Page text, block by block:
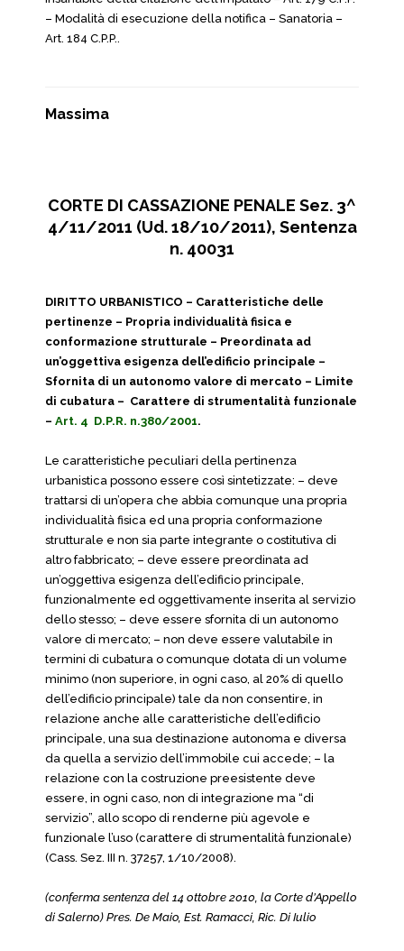
– Modalità di esecuzione della notifica – Sanatoria –
Art. 184 C.P.P..
Massima
CORTE DI CASSAZIONE PENALE Sez. 3^
4/11/2011 (Ud. 18/10/2011), Sentenza
n. 40031
DIRITTO URBANISTICO – Caratteristiche delle
pertinenze – Propria individualità fisica e
conformazione strutturale – Preordinata ad
un’oggettiva esigenza dell’edificio principale –
Sfornita di un autonomo valore di mercato – Limite
di cubatura – Carattere di strumentalità funzionale
– Art. 4 D.P.R. n.380/2001.
Le caratteristiche peculiari della pertinenza
urbanistica possono essere così sintetizzate: – deve
trattarsi di un’opera che abbia comunque una propria
individualità fisica ed una propria conformazione
strutturale e non sia parte integrante o costitutiva di
altro fabbricato; – deve essere preordinata ad
un’oggettiva esigenza dell’edificio principale,
funzionalmente ed oggettivamente inserita al servizio
dello stesso; – deve essere sfornita di un autonomo
valore di mercato; – non deve essere valutabile in
termini di cubatura o comunque dotata di un volume
minimo (non superiore, in ogni caso, al 20% di quello
dell’edificio principale) tale da non consentire, in
relazione anche alle caratteristiche dell’edificio
principale, una sua destinazione autonoma e diversa
da quella a servizio dell’immobile cui accede; – la
relazione con la costruzione preesistente deve
essere, in ogni caso, non di integrazione ma “di
servizio”, allo scopo di renderne più agevole e
funzionale l’uso (carattere di strumentalità funzionale)
(Cass. Sez. III n. 37257, 1/10/2008).
(conferma sentenza del 14 ottobre 2010, la Corte d’Appello
di Salerno) Pres. De Maio, Est. Ramacci, Ric. Di Iulio